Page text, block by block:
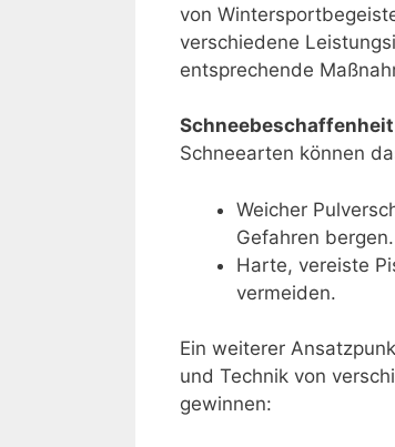
von
verschiedene
entsprechende
Schneebeschaffenheit
Schneearten können
Weicher
Gefahren bergen.
Harte, vereiste
vermeiden.
Ein weiterer
und Technik von
gewinnen: